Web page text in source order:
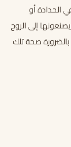
الحدادة أو
إلى الروح
صحة تلك